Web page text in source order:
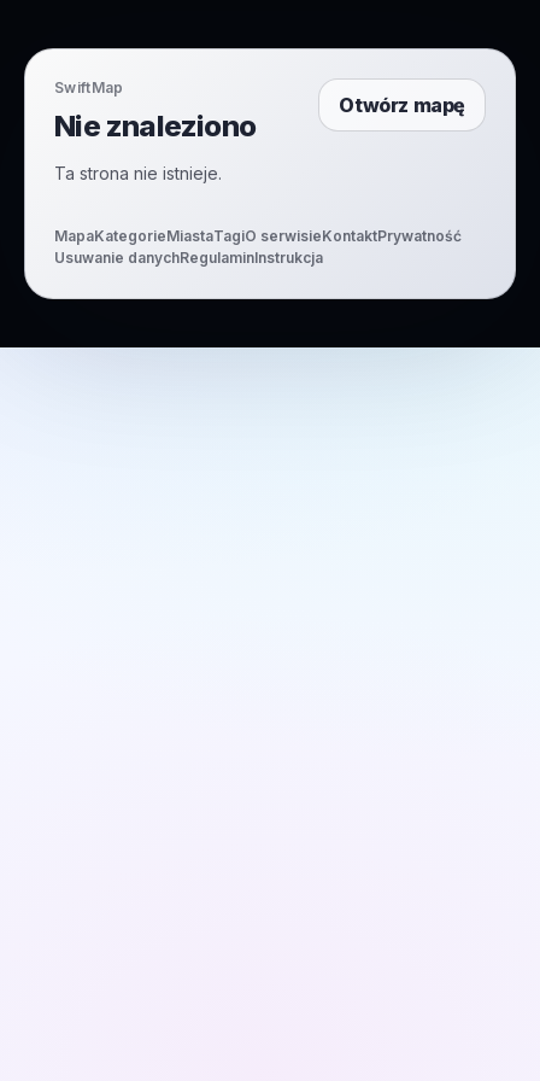
SwiftMap
Nie znaleziono
Ta strona nie istnieje.
Otwórz mapę
MapaKategorieMiastaTagiO serwisieKontaktPrywatność
Usuwanie danychRegulaminInstrukcja